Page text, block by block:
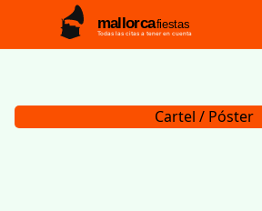
mallorcafiestas
Todas las citas a tener en cuenta
Cartel / Póster